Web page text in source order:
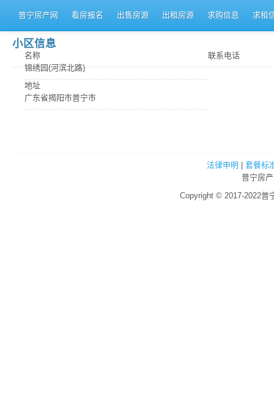
普宁房产网 看房报名 出售房源 出租房源 求购信息 求租
小区信息
名称
锦绣园(河滨北路)
地址
广东省揭阳市普宁市
联系电话
法律申明
套餐标
普宁房
Copyright © 2017-2022普